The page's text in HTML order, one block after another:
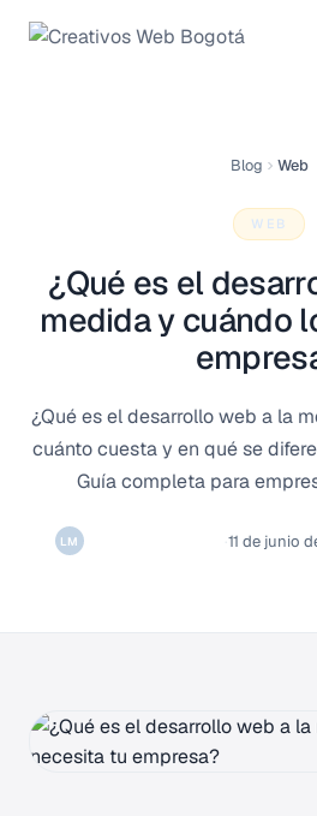
Saltar al contenido
Blog Web
WEB
¿Qué es el
medida y cuándo
¿Qué es el desarrollo web a la
cuánto cuesta y en qué se
Guía completa para
LM Luis Mauricio Melo 11 de junio